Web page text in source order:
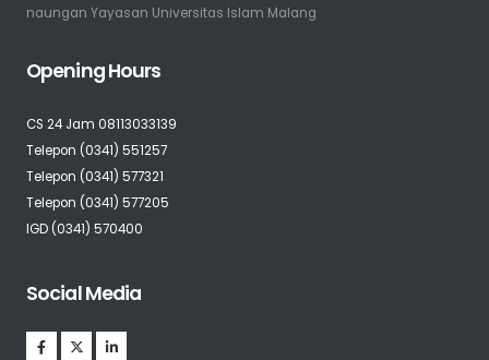
naungan Yayasan Universitas Islam Malang
Opening Hours
CS 24 Jam 08113033139
Telepon (0341) 551257
Telepon (0341) 577321
Telepon (0341) 577205
IGD (0341) 570400
Social Media